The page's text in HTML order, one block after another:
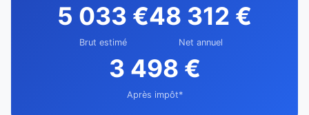
5 033 €
Brut estimé
48 312 €
Net annuel
3 498 €
Après impôt*